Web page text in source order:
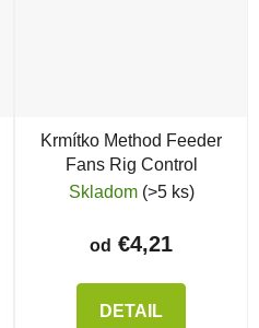
Krmítko Method Feeder
Fans Rig Control
Skladom (>5 ks)
od €4,21
DETAIL